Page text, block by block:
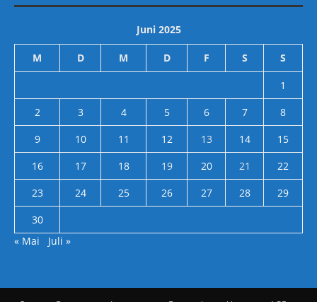
Juni 2025
M D M D F S S
1
2
3 4 5 6 7
8
9
10 11 12 13 14
15
16
17 18 19 20 21
22
23
24 25 26 27 28
29
30
« Mai
Juli »